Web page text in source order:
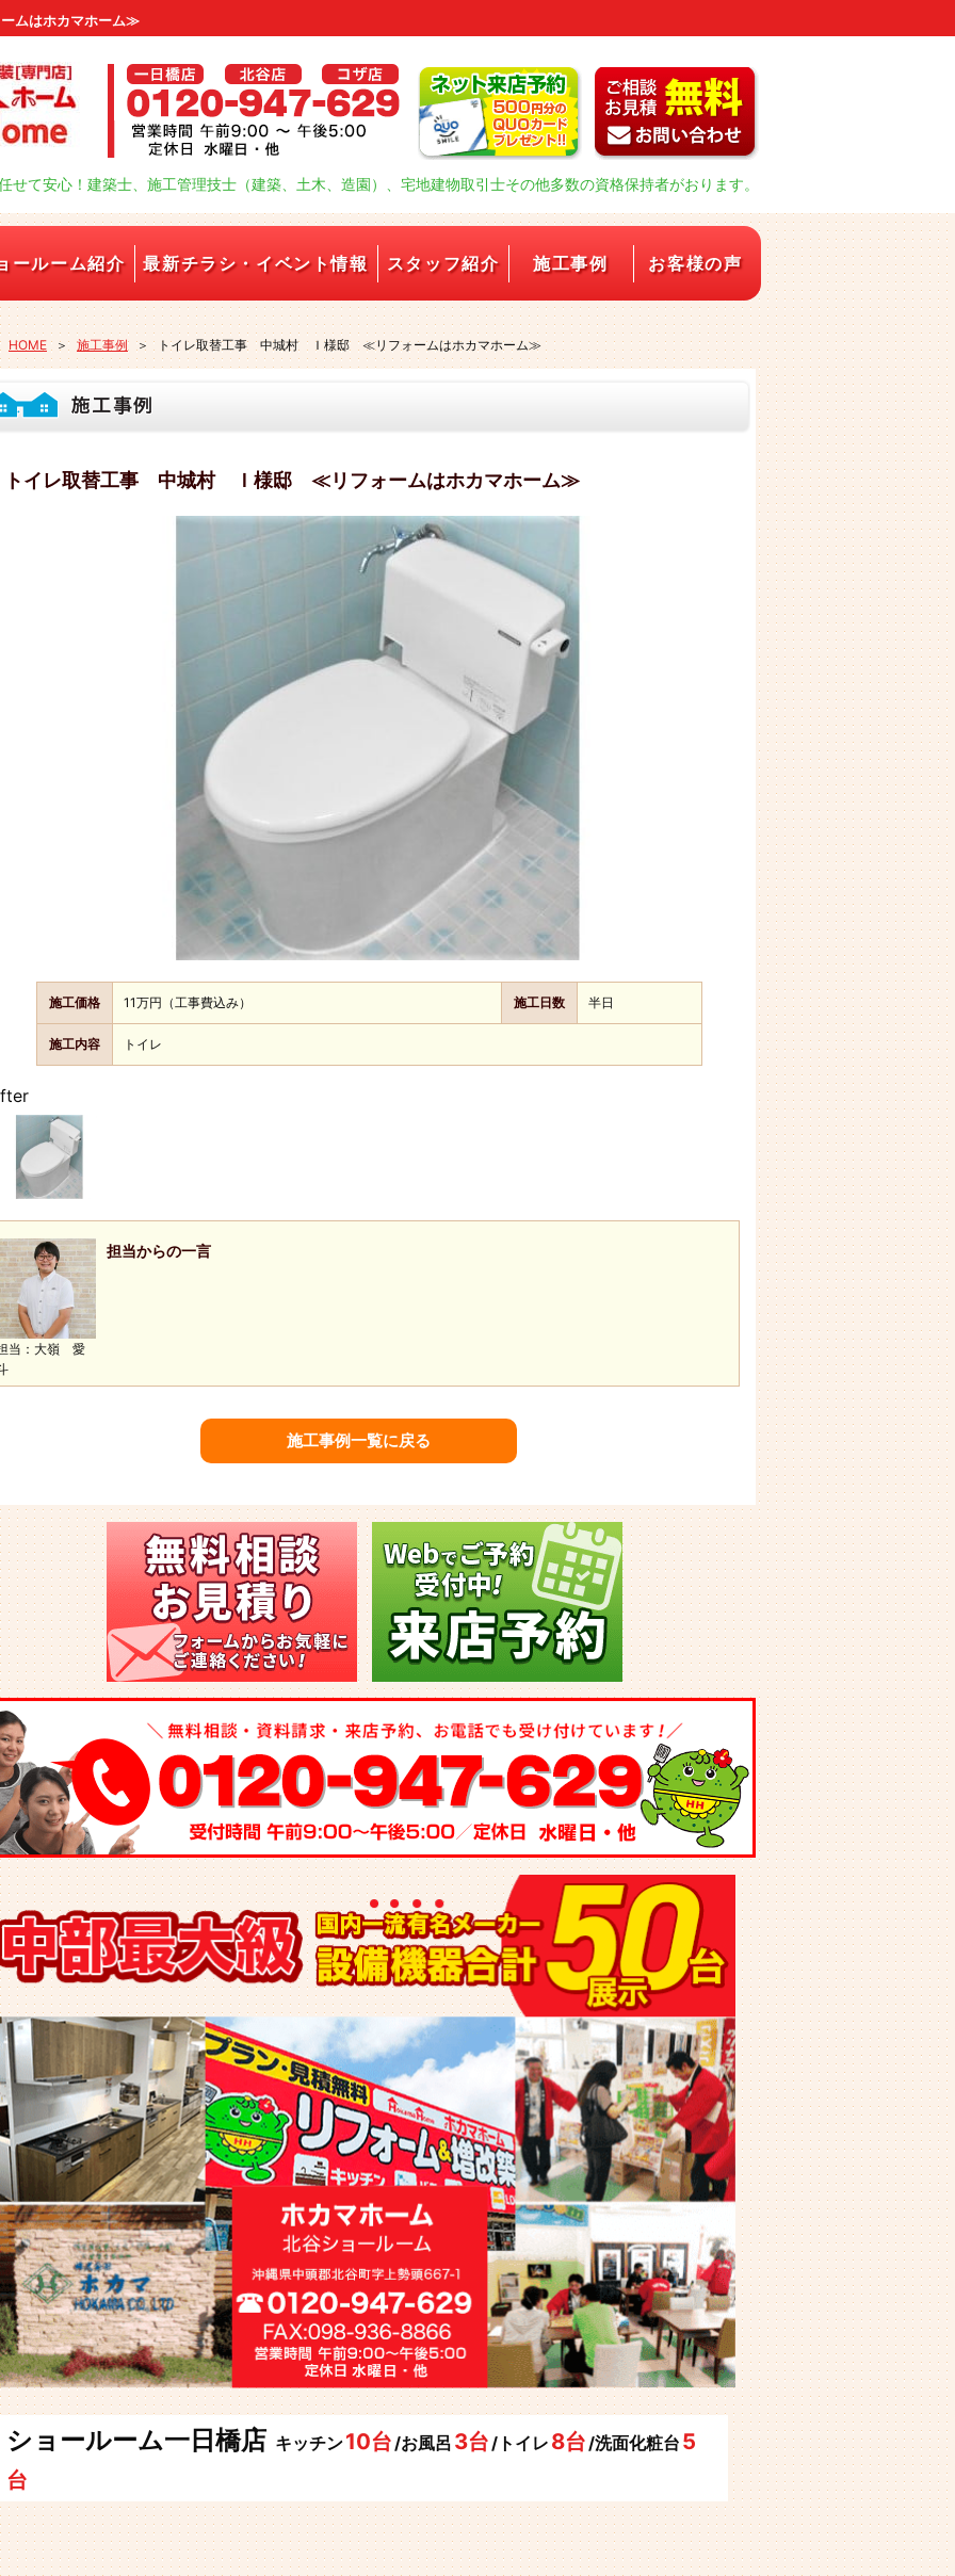
ムはホカマホーム≫
せて安心！建築士、施工管理技士（建築、土木、造園）、宅地建物取引士その他多数の資格保持者がおります。
ールーム紹介 最新チラシ・イベント情報 スタッフ紹介 施工事例 お客様の声
HOME ＞ 施工事例 ＞ トイレ取替工事 中城村 Ｉ様邸 ≪リフォームはホカマホーム≫
トイレ取替工事 中城村 Ｉ様邸 ≪リフォームはホカマホーム≫
施工価格 11万円（工事費込み） 施工日数 半日
施工内容 トイレ
当：大嶺 愛
担当からの一言
施工事例一覧に戻る
ショールーム一日橋店 キッチン10台/お風呂 3台/トイレ 8台/洗面化粧台 5
台